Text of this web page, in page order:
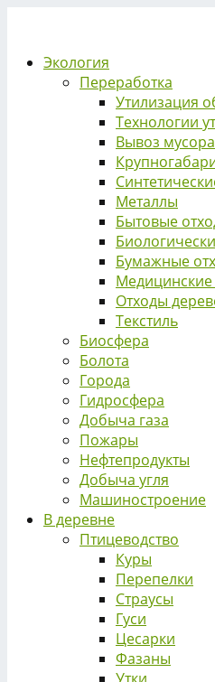
Экология
Переработка
Утилизация
Технологии
Вывоз мусора
Металлы
Бытовые
Бумажные
Медицинские
Отходы
Текстиль
Биосфера
Болота
Города
Гидросфера
Добыча газа
Пожары
Нефтепродукты
Добыча угля
Машиностроение
В деревне
Птицеводство
Куры
Перепелки
Страусы
Гуси
Цесарки
Фазаны